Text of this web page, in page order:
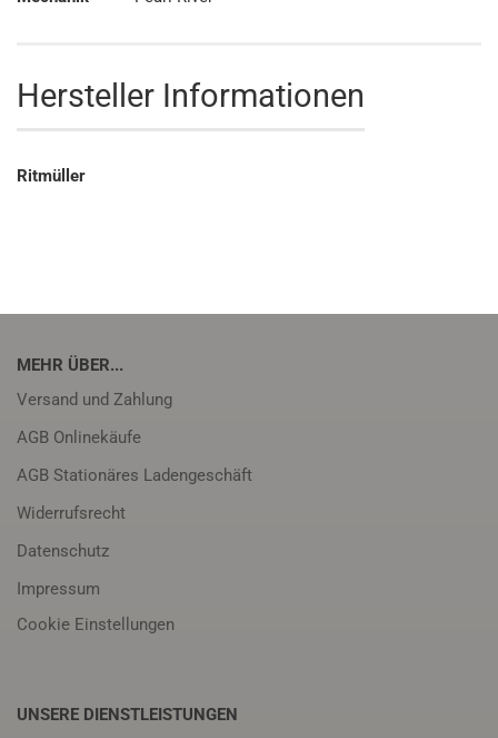
Hersteller Informationen
Ritmüller
MEHR ÜBER...
Versand und Zahlung
AGB Onlinekäufe
AGB Stationäres Ladengeschäft
Widerrufsrecht
Datenschutz
Impressum
Cookie Einstellungen
UNSERE DIENSTLEISTUNGEN